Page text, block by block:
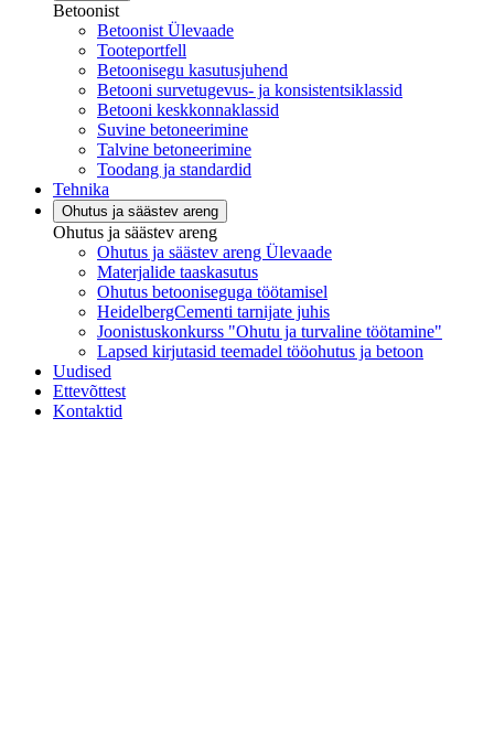
Betoonist
Betoonist Ülevaade
Tooteportfell
Betoonisegu kasutusjuhend
Betooni survetugevus- ja konsistentsiklassid
Betooni keskkonnaklassid
Suvine betoneerimine
Talvine betoneerimine
Toodang ja standardid
Tehnika
Ohutus ja säästev areng
Ohutus ja säästev areng
Ohutus ja säästev areng Ülevaade
Materjalide taaskasutus
Ohutus betooniseguga töötamisel
HeidelbergCementi tarnijate juhis
Joonistuskonkurss "Ohutu ja turvaline töötamine"
Lapsed kirjutasid teemadel tööohutus ja betoon
Uudised
Ettevõttest
Kontaktid